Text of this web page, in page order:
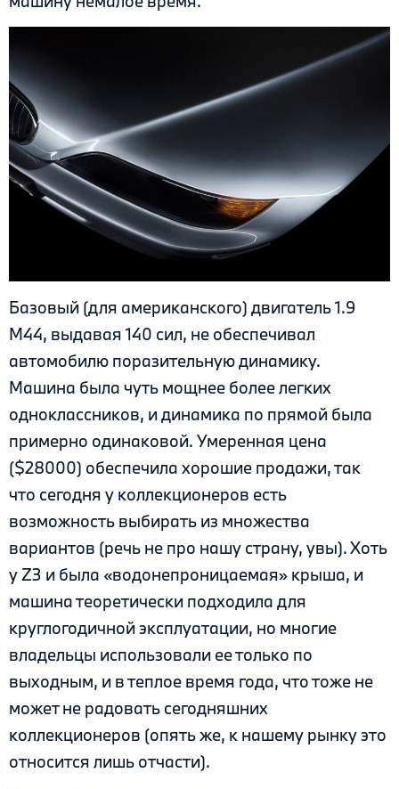
Базовый (для американского) двигатель 1.9
М44, выдавая 140 сил, не обеспечивал
автомобилю поразительную динамику.
Машина была чуть мощнее более легких
одноклассников, и динамика по прямой была
примерно одинаковой. Умеренная цена
($28000) обеспечила хорошие продажи, так
что сегодня у коллекционеров есть
возможность выбирать из множества
вариантов (речь не про нашу страну, увы). Хоть
у Z3 и была «водонепроницаемая» крыша, и
машина теоретически подходила для
круглогодичной эксплуатации, но многие
владельцы использовали ее только по
выходным, и в теплое время года, что тоже не
может не радовать сегодняшних
коллекционеров (опять же, к нашему рынку это
относится лишь отчасти).